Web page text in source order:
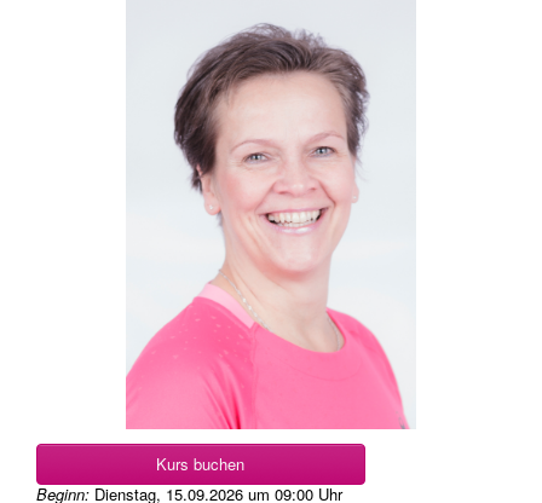
Kurs buchen
Beginn: Dienstag, 15.09.2026 um 09:00 Uhr